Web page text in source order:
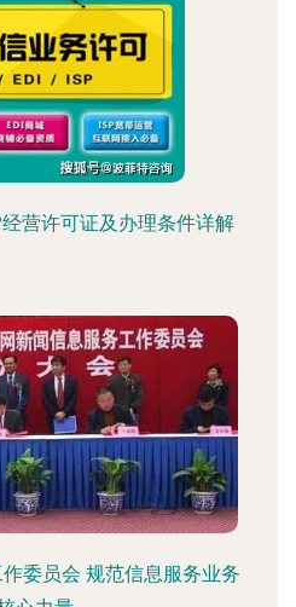
营许可证及办理条件详解
委员会 规范信息服务业务